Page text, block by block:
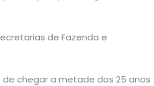
chegar a metade dos 25 anos